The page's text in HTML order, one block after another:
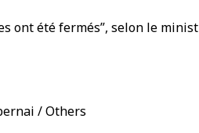
ont été fermés”, selon le
/ Others